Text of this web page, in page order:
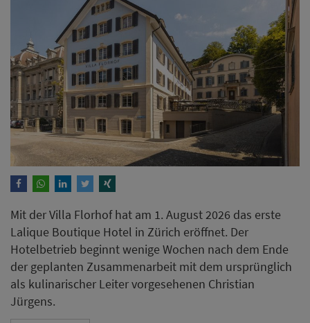
Mit der Villa Florhof hat am 1. August 2026 das erste
Lalique Boutique Hotel in Zürich eröffnet. Der
Hotelbetrieb beginnt wenige Wochen nach dem Ende
der geplanten Zusammenarbeit mit dem ursprünglich
als kulinarischer Leiter vorgesehenen Christian
Jürgens.